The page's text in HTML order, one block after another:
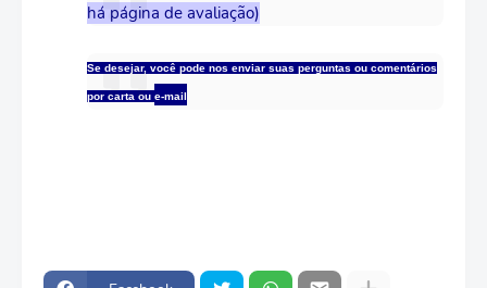
há página de avaliação)
Se desejar, você pode nos enviar suas perguntas ou comentários
por carta ou e-mail